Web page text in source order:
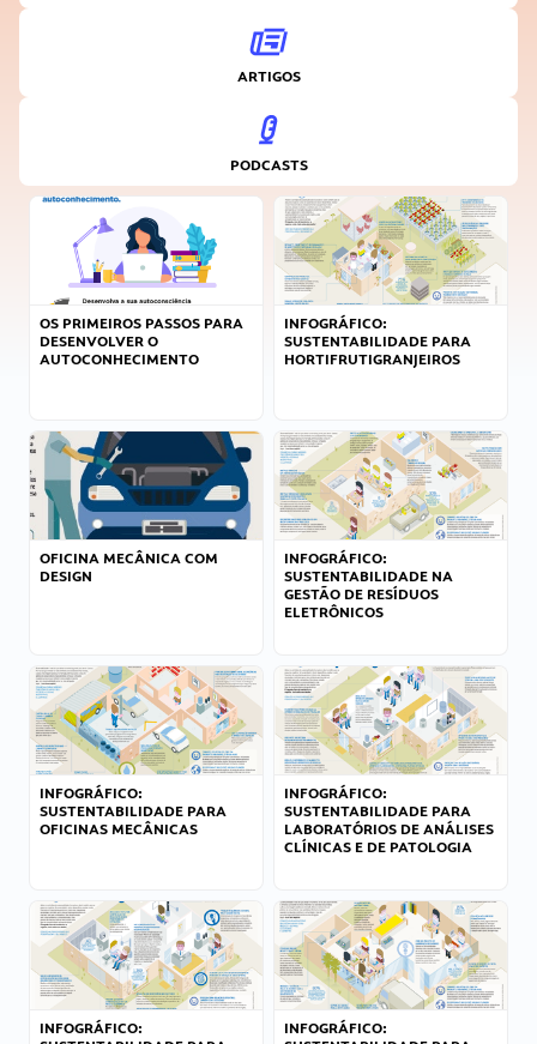
ARTIGOS
PODCASTS
OS PRIMEIROS PASSOS PARA
DESENVOLVER O
AUTOCONHECIMENTO
INFOGRÁFICO:
SUSTENTABILIDADE PARA
HORTIFRUTIGRANJEIROS
OFICINA MECÂNICA COM
DESIGN
INFOGRÁFICO:
SUSTENTABILIDADE NA
GESTÃO DE RESÍDUOS
ELETRÔNICOS
INFOGRÁFICO:
SUSTENTABILIDADE PARA
OFICINAS MECÂNICAS
INFOGRÁFICO:
SUSTENTABILIDADE PARA
LABORATÓRIOS DE ANÁLISES
CLÍNICAS E DE PATOLOGIA
INFOGRÁFICO:
INFOGRÁFICO: